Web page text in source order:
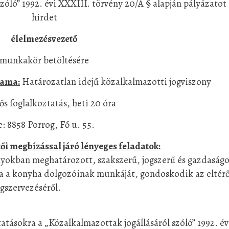
1992. évi XXXIII. törvény 20/A § alapján pályázatot
hirdet
élelmezésvezető
munkakör betöltésére
Határozatlan idejű közalkalmazotti jogviszony
foglalkoztatás, heti 20 óra
8858 Porrog, Fő u. 55.
megbízással járó lényeges feladatok:
meghatározott, szakszerű, jogszerű és
a konyha dolgozóinak munkáját, gondoskodik az
a „Közalkalmazottak jogállásáról szóló” 1992.